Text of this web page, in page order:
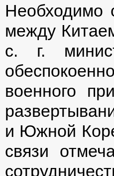
Необходимо
между
с. г.
военного
и Южной
связи